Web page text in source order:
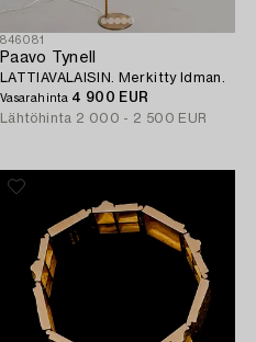
846081
Paavo Tynell
LATTIAVALAISIN. Merkitty Idman.
Vasarahinta 4 900 EUR
Lähtöhinta 2 000 - 2 500 EUR